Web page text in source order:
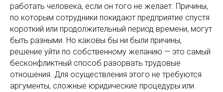
работать человека, если он того не желает. Причины,
по которым сотрудники покидают предприятие спустя
короткий или продолжительный период времени, могут
быть разными. Но каковы бы ни были причины,
решение уйти по собственному желанию — это самый
бесконфликтный способ разорвать трудовые
отношения. Для осуществления этого не требуются
аргументы, сложные юридические процедуры или